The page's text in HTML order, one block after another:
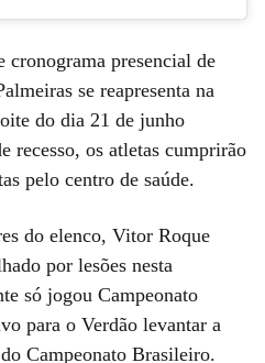
cronograma presencial de
se reapresenta na
do dia 21 de junho
recesso, os atletas cumprirão
pelo centro de saúde.
do elenco, Vitor Roque
por lesões nesta
só jogou Campeonato
para o Verdão levantar a
Campeonato Brasileiro.